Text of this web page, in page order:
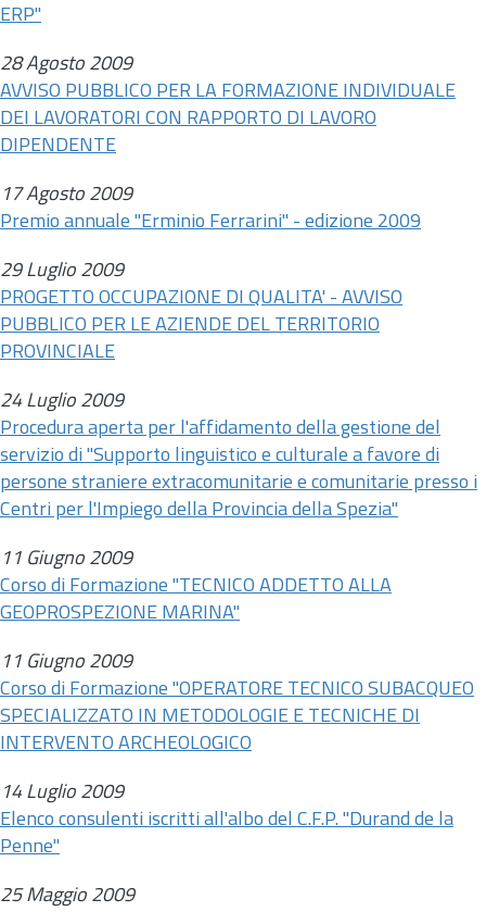
ERP"
28 Agosto 2009
AVVISO PUBBLICO PER LA FORMAZIONE INDIVIDUALE
DEI LAVORATORI CON RAPPORTO DI LAVORO
DIPENDENTE
17 Agosto 2009
Premio annuale "Erminio Ferrarini" - edizione 2009
29 Luglio 2009
PROGETTO OCCUPAZIONE DI QUALITA' - AVVISO
PUBBLICO PER LE AZIENDE DEL TERRITORIO
PROVINCIALE
24 Luglio 2009
Procedura aperta per l'affidamento della gestione del
servizio di "Supporto linguistico e culturale a favore di
persone straniere extracomunitarie e comunitarie presso i
Centri per l'Impiego della Provincia della Spezia"
11 Giugno 2009
Corso di Formazione "TECNICO ADDETTO ALLA
GEOPROSPEZIONE MARINA"
11 Giugno 2009
Corso di Formazione "OPERATORE TECNICO SUBACQUEO
SPECIALIZZATO IN METODOLOGIE E TECNICHE DI
INTERVENTO ARCHEOLOGICO
14 Luglio 2009
Elenco consulenti iscritti all'albo del C.F.P. "Durand de la
Penne"
25 Maggio 2009